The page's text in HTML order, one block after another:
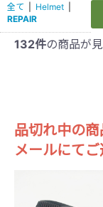
全て Helmet
REPAIR
132件の商品が
品切れ中の
メールにてご